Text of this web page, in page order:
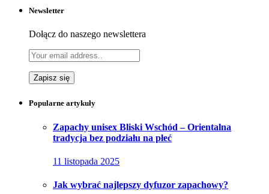
Newsletter
Dołącz do naszego newslettera
Popularne artykuły
Zapachy unisex Bliski Wschód – Orientalna
tradycja bez podziału na płeć
11 listopada 2025
Jak wybrać najlepszy dyfuzor zapachowy?